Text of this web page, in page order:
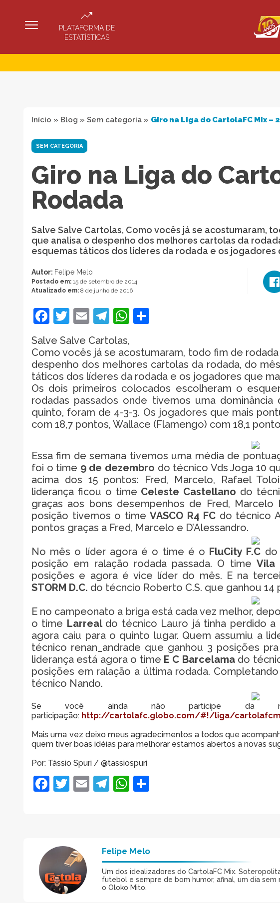
PLATAFORMA DE
ESTATÍSTICAS
Início » Blog » Sem categoria » Giro na Liga do CartolaFC Mix –
SEM CATEGORIA
Giro na Liga do
Rodada
Salve Salve Cartolas, Como vocês já se acostumaram,
que analisa o despenho dos melhores cartolas da
esquemas táticos dos líderes da rodada e os jogadores
Autor: Felipe Melo
Postado em: 15 de setembro de 2014
Atualizado em: 8 de junho de 2016
Facebook
Twitter
EmailTelegram
WhatsApp
Salve Salve Cartolas,
Como vocês já se acostumaram, todo fim de
despenho dos melhores cartolas da rodada, do
táticos dos líderes da rodada e os jogadores que
Os dois primeiros colocados escolheram o
rodadas passados onde tivemos uma
quinto, foram de 4-3-3. Os jogadores que mais
com 18,7 pontos, Wallace (Flamengo) com 18,1
Essa fim de semana tivemos uma média de
foi o time 9 de dezembro do técnico Vds Joga 10
acima dos 15 pontos: Fred, Marcelo, Rafael
liderança ficou o time Celeste Castellano do
graças aos bons desempenhos de Fred, Marcelo
posição tivemos o timeVASCO R4 FC do técnico
pontos graças a Fred, Marcelo e D’Alessandro.
No mês o líder agora é o time é o FluCity F.C
posição em ralação rodada passada. O time Vila
posições e agora é vice líder do mês. E na
STORM D.C. do técncio Roberto C.S. que ganhou 14
E no campeonato a briga está cada vez melhor,
o time Larreal do técnico Lauro já tinha perdido
agora caiu para o quinto lugar. Quem assumiu a
técnico renan_andrade que ganhou 3 posições
liderança está agora o time E C Barcelama do
posições em ralação a última rodada.
técnico Nando.
Se você ainda não participe da
participação: http://cartolafc.globo.com/#!/liga/
Mais uma vez deixo meus agradecimentos a todos que
quem tiver boas idéias para melhorar estamos abertos a novas
Por: Tássio Spuri / @tassiospuri
Facebook
Twitter
EmailTelegram
WhatsApp
Felipe Melo
Um dos idealizadores do CartolaFC Mix.
futebol e sempre de bom humor, afinal, um dia
o Oloko Mito.